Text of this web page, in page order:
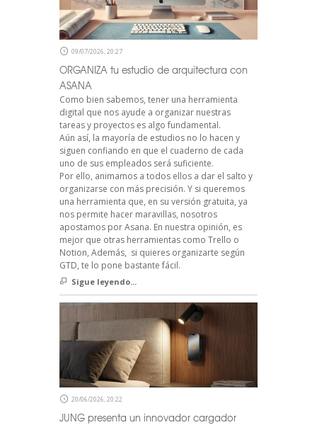
09/07/2026, 20:27
ORGANIZA tu estudio de arquitectura con
ASANA
Como bien sabemos, tener una herramienta
digital que nos ayude a organizar nuestras
tareas y proyectos es algo fundamental.
Aún así, la mayoría de estudios no lo hacen y
siguen confiando en que el cuaderno de cada
uno de sus empleados será suficiente.
Por ello, animamos a todos ellos a dar el salto y
organizarse con más precisión. Y si queremos
una herramienta que, en su versión gratuita, ya
nos permite hacer maravillas, nosotros
apostamos por Asana. En nuestra opinión, es
mejor que otras herramientas como Trello o
Notion, Además, si quieres organizarte según
GTD, te lo pone bastante fácil.
Sigue leyendo...
20/06/2026, 20:22
JUNG presenta un innovador cargador